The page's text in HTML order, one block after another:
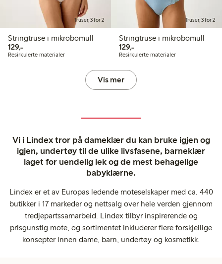
Truser, 3 for 2
Stringtruse i mikrobomull
129,-129,00 kr
Resirkulerte materialer
Truser, 3 for 2
Stringtruse i mikrobomull
129,-129,00 kr
Resirkulerte materialer
Vis mer
Vi i Lindex tror på dameklær du kan bruke igjen og
igjen, undertøy til de ulike livsfasene, barneklær
laget for uendelig lek og de mest behagelige
babyklærne.
Lindex er et av Europas ledende moteselskaper med ca. 440
butikker i 17 markeder og nettsalg over hele verden gjennom
tredjepartssamarbeid. Lindex tilbyr inspirerende og
prisgunstig mote, og sortimentet inkluderer flere forskjellige
konsepter innen dame, barn, undertøy og kosmetikk.